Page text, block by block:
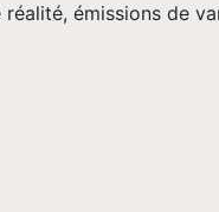
émissions de